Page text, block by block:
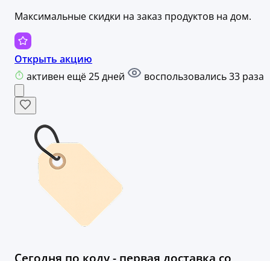
Максимальные скидки на заказ продуктов на дом.
Открыть акцию
активен ещё 25 дней
воспользовались 33 раза
Сегодня по коду - первая доставка со